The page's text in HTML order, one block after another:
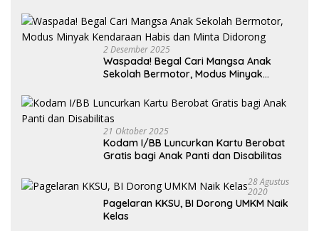
2 Desember 2025
Waspada! Begal Cari Mangsa Anak
Sekolah Bermotor, Modus Minyak
21 Oktober 2025
Kodam I/BB Luncurkan Kartu Berobat
Gratis bagi Anak Panti dan Disabilitas
28 Agustus
2020
Pagelaran KKSU, BI Dorong UMKM Naik
Kelas